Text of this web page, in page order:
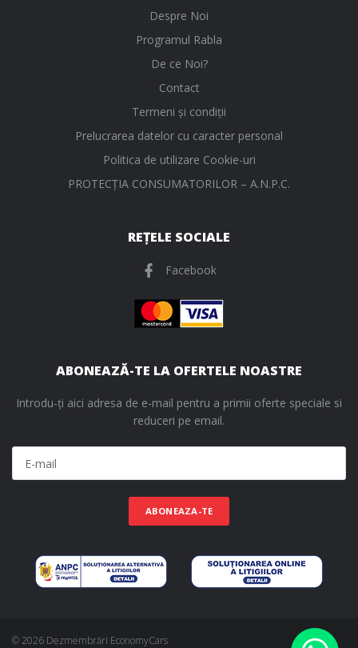
Despre Noi
Programul Rabla
De ce Noi?
Contact
Termeni și condiții
Prelucrarea datelor cu caracter personal
Politica de utilizare Cookie-uri
PROTECŢIA CONSUMATORILOR – A.N.P.C.
REȚELE SOCIALE
Facebook
ABONEAZĂ-TE LA OFERTELE NOASTRE
Introdu-ți aici adresa de e-mail pentru a primii oferte speciale si
reduceri pe email.
ABONEAZA-TE
© 2026 Dezmembrări EconomyCars